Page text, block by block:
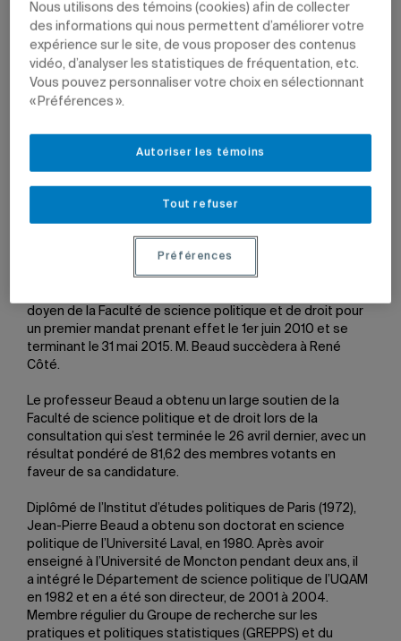
Photo : François L. Delagrave.”
href=”/upload/images/nouvelles/Beaud_JP.jpg”>
À sa séance régulière du 25 mai dernier, le Conseil
doyen de la Faculté de science politique et de droit pour
un premier mandat prenant effet le 1er juin 2010 et se
terminant le 31 mai 2015. M. Beaud succèdera à René
Côté.
Le professeur Beaud a obtenu un large soutien de la
Faculté de science politique et de droit lors de la
consultation qui s’est terminée le 26 avril dernier, avec un
résultat pondéré de 81,62 des membres votants en
faveur de sa candidature.
Diplômé de l’Institut d’études politiques de Paris (1972),
Jean-Pierre Beaud a obtenu son doctorat en science
politique de l’Université Laval, en 1980. Après avoir
enseigné à l’Université de Moncton pendant deux ans, il
a intégré le Département de science politique de l’UQAM
en 1982 et en a été son directeur, de 2001 à 2004.
Membre régulier du Groupe de recherche sur les
pratiques et politiques statistiques (GREPPS) et du
Nous utilisons des témoins (cookies) afin de collecter
des informations qui nous permettent d’améliorer votre
expérience sur le site, de vous proposer des contenus
vidéo, d’analyser les statistiques de fréquentation, etc.
Vous pouvez personnaliser votre choix en sélectionnant
« Préférences ».
Tout refuser
Autoriser les témoins
Préférences